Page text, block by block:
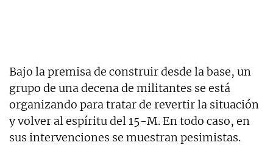
Bajo la premisa de construir desde la base, un
grupo de una decena de militantes se está
organizando para tratar de revertir la situación
y volver al espíritu del 15-M. En todo caso, en
sus intervenciones se muestran pesimistas.